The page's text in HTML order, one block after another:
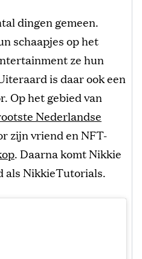
dingen gemeen.
schaapjes op het
ze hun
is daar ook een
Op het gebied van
Nederlandse
zijn vriend en NFT-
. Daarna komt Nikkie
als NikkieTutorials.